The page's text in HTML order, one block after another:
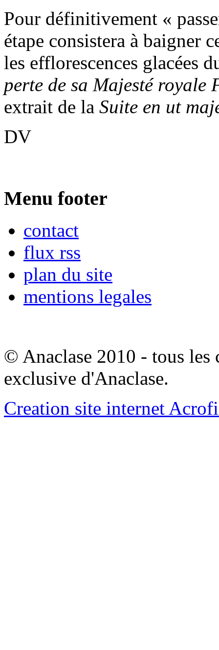
Pour définitivement «
étape consistera à baigner
les efflorescences glacées
perte de sa Majesté royale
extrait de la Suite en ut
DV
Menu footer
contact
flux rss
plan du site
mentions legales
© Anaclase 2010 - tous les
exclusive d'Anaclase.
Creation site internet